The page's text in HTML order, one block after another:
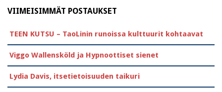
VIIMEISIMMÄT POSTAUKSET
TEEN KUTSU – TaoLinin runoissa kulttuurit kohtaavat
Viggo Wallensköld ja Hypnoottiset sienet
Lydia Davis, itsetietoisuuden taikuri